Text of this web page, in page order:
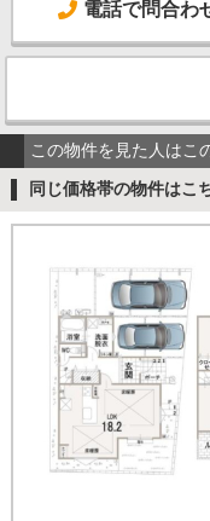
電話で問合わ
この物件を見た人はこ
同じ価格帯の物件はこ